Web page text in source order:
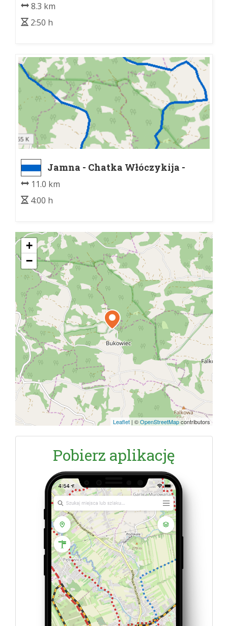
8.3 km
2:50 h
Jamna - Chatka Włóczykija -
Jamna - Chatka Włóczykija
11.0 km
4:00 h
+
−
Leaflet | ©OpenStreetMapcontributors
Pobierz aplikację